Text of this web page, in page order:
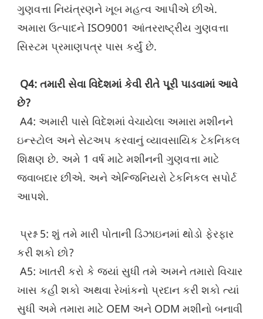
ગુણવત્તા નિયંત્રણને ખૂબ મહત્વ આપીએ છીએ.
અમારા ઉત્પાદને ISO9001 આંતરરાષ્ટ્રીય ગુણવત્તા
સિસ્ટમ પ્રમાણપત્ર પાસ કર્યું છે.
Q4: તમારી સેવા વિદેશમાં કેવી રીતે પૂરી પાડવામાં આવે
છે?
ઇન્સ્ટોલ અને સેટઅપ કરવાનું વ્યાવસાયિક ટેકનિકલ
શિક્ષણ છે. અમે 1 વર્ષ માટે મશીનની ગુણવત્તા માટે
જવાબદાર છીએ. અને એન્જિનિયરો ટેકનિકલ સપોર્ટ
આપશે.
કરી શકો છો?
ખાસ કહી શકો અથવા રેખાંકનો પ્રદાન કરી શકો ત્યાં
સુધી અમે તમારા માટે OEM અને ODM મશીનો બનાવી